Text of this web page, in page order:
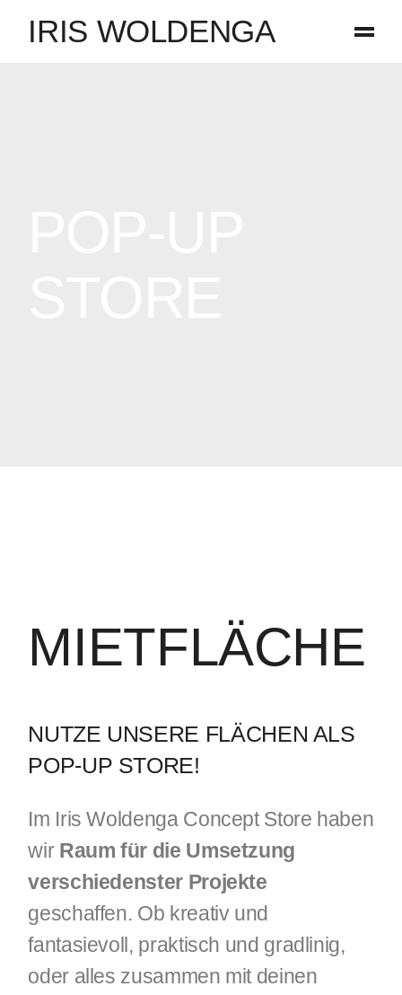
IRIS WOLDENGA
MIETFLÄCHE
NUTZE UNSERE FLÄCHEN ALS
POP-UP STORE!
Im Iris Woldenga Concept Store haben
wir Raum für die Umsetzung
verschiedenster Projekte
geschaffen. Ob kreativ und
fantasievoll, praktisch und gradlinig,
oder alles zusammen mit deinen